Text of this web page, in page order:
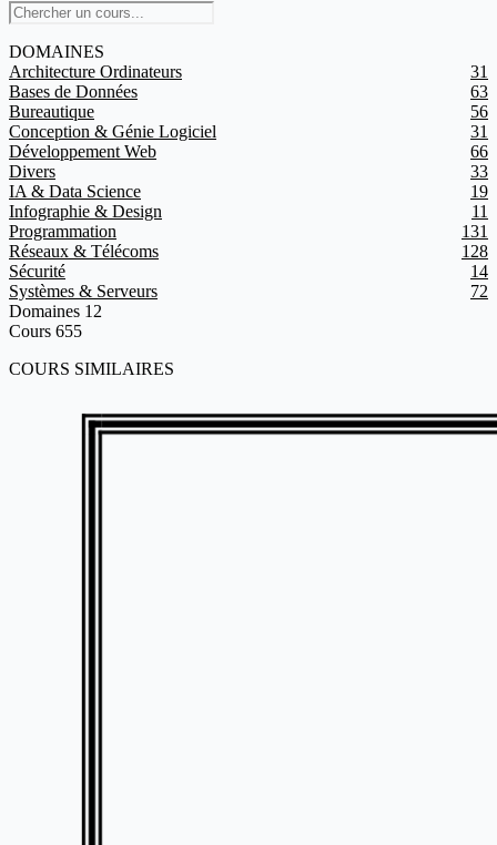
DOMAINES
Architecture Ordinateurs
31
Bases de Données
63
Bureautique
56
Conception & Génie Logiciel
31
Développement Web
66
Divers
33
IA & Data Science
19
Infographie & Design
11
Programmation
131
Réseaux & Télécoms
128
Sécurité
14
Systèmes & Serveurs
72
Domaines 12
Cours 655
COURS SIMILAIRES